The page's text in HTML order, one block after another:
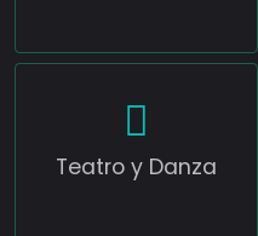
Teatro y Danza